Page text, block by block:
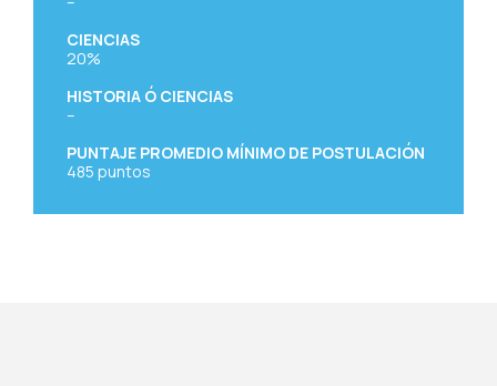
CIENCIAS
20%
HISTORIA Ó CIENCIAS
–
PUNTAJE PROMEDIO MÍNIMO DE POSTULACIÓN
485 puntos